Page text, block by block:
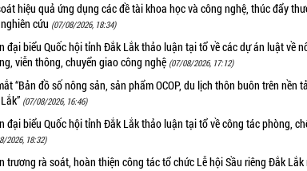
hiệu quả ứng dụng các đề tài khoa học và công nghệ, thúc đẩy
cứu (07/08/2026, 18:34)
đại biểu Quốc hội tỉnh Đắk Lắk thảo luận tại tổ về các dự án luật về
viễn thông, chuyển giao công nghệ (07/08/2026, 17:12)
“Bản đồ số nông sản, sản phẩm OCOP, du lịch thôn buôn trên nền
(07/08/2026, 16:46)
đại biểu Quốc hội tỉnh Đắk Lắk thảo luận tại tổ về công tác phòng,
2026, 18:32)
trương rà soát, hoàn thiện công tác tổ chức Lễ hội Sầu riêng Đắk